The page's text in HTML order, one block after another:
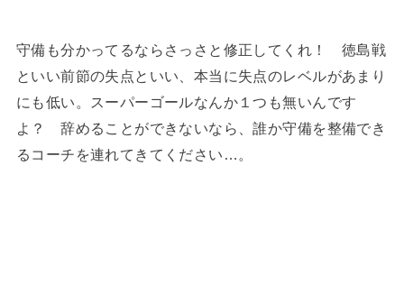
守備も分かってるならさっさと修正してくれ！ 徳島戦
といい前節の失点といい、本当に失点のレベルがあまり
にも低い。スーパーゴールなんか１つも無いんです
よ？ 辞めることができないなら、誰か守備を整備でき
るコーチを連れてきてください…。